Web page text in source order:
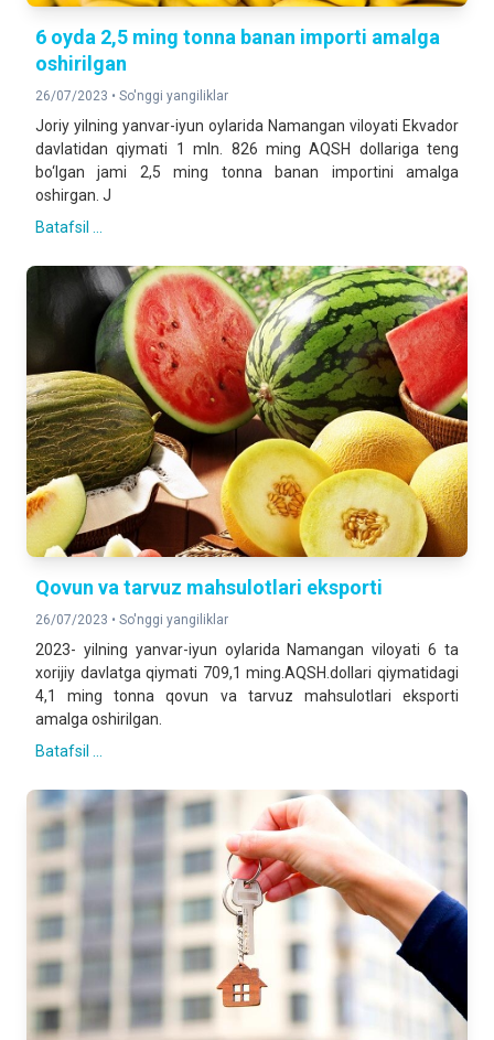
6 oyda 2,5 ming tonna banan importi amalga
oshirilgan
26/07/2023 • So'nggi yangiliklar
Joriy yilning yanvar-iyun oylarida Namangan viloyati Ekvador
davlatidan qiymati 1 mln. 826 ming AQSH dollariga teng
bo‘lgan jami 2,5 ming tonna banan importini amalga
oshirgan. J
Batafsil ...
Qovun va tarvuz mahsulotlari eksporti
26/07/2023 • So'nggi yangiliklar
2023- yilning yanvar-iyun oylarida Namangan viloyati 6 ta
xorijiy davlatga qiymati 709,1 ming.AQSH.dollari qiymatidagi
4,1 ming tonna qovun va tarvuz mahsulotlari eksporti
amalga oshirilgan.
Batafsil ...